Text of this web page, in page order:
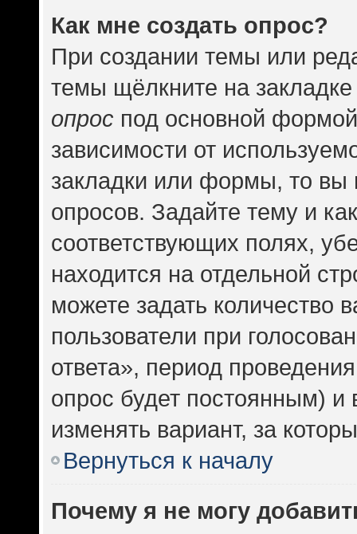
Как мне создать опрос?
При создании темы или
темы щёлкните на
опрос под основной
зависимости от
закладки или формы, то вы
опросов. Задайте тему и
соответствующих полях,
находится на отдельной
можете задать количество
пользователи при
ответа», период
опрос будет постоянным) и
изменять вариант, за
Вернуться к началу
Почему я не могу